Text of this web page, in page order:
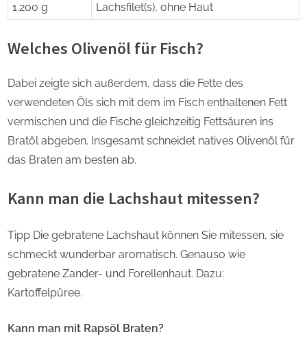
1.200 g
Lachsfilet(s), ohne Haut
Welches Olivenöl für Fisch?
Dabei zeigte sich außerdem, dass die Fette des
verwendeten Öls sich mit dem im Fisch enthaltenen Fett
vermischen und die Fische gleichzeitig Fettsäuren ins
Bratöl abgeben. Insgesamt schneidet natives Olivenöl für
das Braten am besten ab.
Kann man die Lachshaut mitessen?
Tipp Die gebratene Lachshaut können Sie mitessen, sie
schmeckt wunderbar aromatisch. Genauso wie
gebratene Zander- und Forellenhaut. Dazu:
Kartoffelpüree.
Kann man mit Rapsöl Braten?